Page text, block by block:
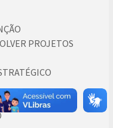
PROJETOS